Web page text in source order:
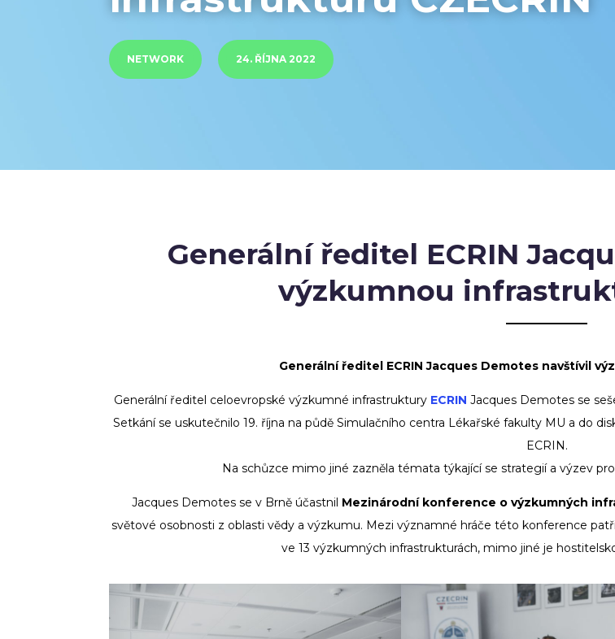
NETWORK 24. ŘÍJNA 2022
Generální ředitel ECRIN
výzkumnou
Generální ředitel ECRIN Jacques Demotes navštívil
Generální ředitel celoevropské výzkumné infrastruktury ECRIN Jacques Demotes se
Setkání se uskutečnilo 19. října na půdě Simulačního centra Lékařské fakulty MU a do
ECRIN.
Na schůzce mimo jiné zazněla témata týkající se strategií a výzev
Jacques Demotes se v Brně účastnil Mezinárodní konference o výzkumných
světové osobnosti z oblasti vědy a výzkumu. Mezi významné hráče této konference
ve 13 výzkumných infrastrukturách, mimo jiné je